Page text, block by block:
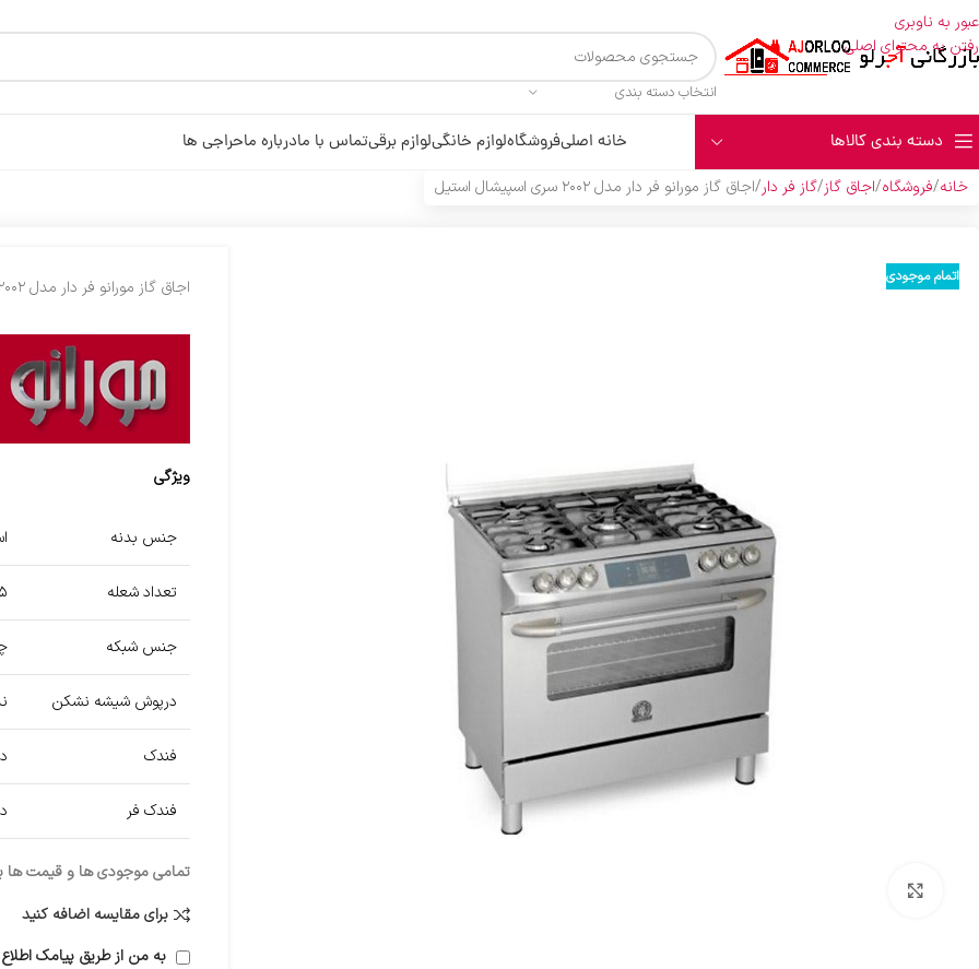
عبور به ناوبری
رفتن به محتوای اصلی
انتخاب دسته بندی
دسته بندی کالاها خانه اصلیفروشگاهلوازم خانگیلوازم برقیتماس با مادرباره ماحراجی ها
خانه فروشگاه اجاق گاز گاز فر دار اجاق گاز مورانو فر دار مدل ۲۰۰۲ سری اسپیشال استیل
اتمام موجودی اجاق گاز مورانو فر دار مدل ۲۰۰۲ سری اسپیشال استیل
ویژگی
جنس بدنه
تعداد شعله ۵ شعله
جنس شبکه
درپوش شيشه نشکن
فندک
فندک فر
تمامی موجودی ها و قیمت ها
برای مقایسه اضافه کنید
به من از طریق پیامک